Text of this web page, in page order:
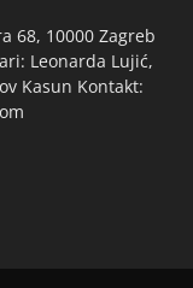
68, 10000 Zagreb
Leonarda Lujić,
Kasun Kontakt: